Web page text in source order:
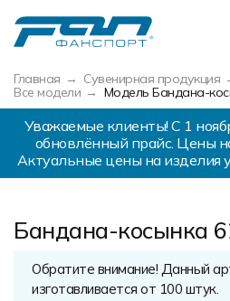
Главная Сувенирная продукция
Все модели
Модель Бандана-
Уважаемые клиенты! С 1
обновлённый прайс. Цены
Актуальные цены на изделия
Бандана-косынка
Обратите внимание! Данный
изготавливается от 100 штук.
Вернуться назад
Футбол
Баскетбол
Хоккей
Беговая форма
Вернуться назад
Новости
Наши награды
Наши работы
Галерея работ
Вернуться назад
Разработка дизайна
Услуги по пошиву
Экипировка
Изготовление мерча
Вернуться назад
Разработка дизайна
Требования к макету
Уход за изделиями
Виды тканей